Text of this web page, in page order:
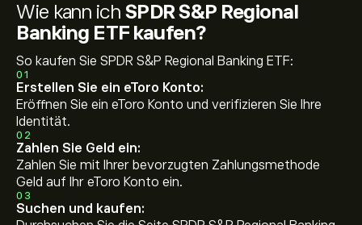
Wie kann ich SPDR S&P Regional
Banking ETF kaufen?
So kaufen Sie SPDR S&P Regional Banking ETF:
01
Erstellen Sie ein eToro Konto:
Eröffnen Sie ein eToro Konto und verifizieren Sie Ihre
Identität.
02
Zahlen Sie Geld ein:
Zahlen Sie mit Ihrer bevorzugten Zahlungsmethode
Geld auf Ihr eToro Konto ein.
03
Suchen und kaufen: